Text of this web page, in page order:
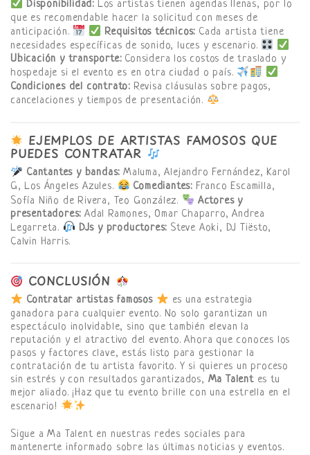
Disponibilidad: Los artistas tienen agendas llenas, por lo
que es recomendable hacer la solicitud con meses de
anticipación.
Requisitos técnicos: Cada artista tiene
necesidades específicas de sonido, luces y escenario.
Ubicación y transporte:Considera los costos de traslado y
hospedaje si el evento es en otra ciudad o país.
Condiciones del contrato: Revisa cláusulas sobre pagos,
cancelaciones y tiempos de presentación.
EJEMPLOS DE ARTISTAS FAMOSOS QUE
PUEDES CONTRATAR
Cantantes y bandas: Maluma, Alejandro Fernández, Karol
G, Los Ángeles Azules.
Comediantes: Franco Escamilla,
Sofía Niño de Rivera, Teo González.
Actores y
presentadores: Adal Ramones, Omar Chaparro, Andrea
Legarreta.
DJs y productores: Steve Aoki, DJ Tiësto,
Calvin Harris.
CONCLUSIÓN
Contratar artistas famosos
es una estrategia
ganadora para cualquier evento. No solo garantizan un
espectáculo inolvidable, sino que también elevan la
reputación y el atractivo del evento. Ahora que conoces los
pasos y factores clave, estás listo para gestionar la
contratación de tu artista favorito. Y si quieres un proceso
sin estrés y con resultados garantizados, Ma Talentes tu
mejor aliado. ¡Haz que tu evento brille con una estrella en el
escenario!
Sigue a Ma Talent en nuestras redes sociales para
mantenerte informado sobre las últimas noticias y eventos.